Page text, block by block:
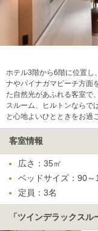
ホテル3階から6階に位置し
ナやパイナガマビーチ方面
た自然光があふれる客室で
スルーム、ヒルトンならで
と心地よいひとときをお過
客室情報
広さ：35㎡
ベッドサイズ：90
定員：3名
「ツインデラックス